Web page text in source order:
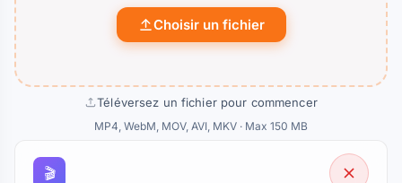
Choisir un fichier
Téléversez un fichier pour commencer
MP4, WebM, MOV, AVI, MKV · Max 150 MB
🎬